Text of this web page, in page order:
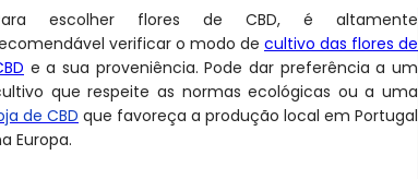
escolher flores de CBD, é altamente
verificar o modo de cultivo das flores de
e a sua proveniência. Pode dar preferência a um
que respeite as normas ecológicas ou a uma
de CBD que favoreça a produção local em Portugal
Europa.